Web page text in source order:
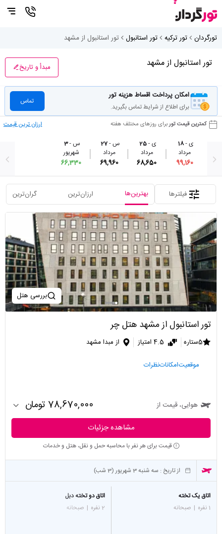
تورگردان تور ترکیه تور استانبول تور استانبول از مشهد
تور استانبول از مشهد مبدأ و تاریخ
امکان پرداخت اقساط هزینه تور
برای اطلاع از شرایط تماس بگیرید.
تماس
کمترین قیمت توربرای روزهای مختلف هفته
ارزان ترین قیمت
ی -18
مرداد
99,160
ی -25
مرداد
68,650
س -27
مرداد
69,960
س -3
شهریور
66,330
فیلترها بهترین‌ها ارزان‌ترین گران‌ترین
بررسی هتل
تور استانبول از مشهد هتل چر
5ستاره 4.5 امتیاز از مبدا مشهد
موقعیتامکاناتنظرات
هوایی، قیمت از 78,670,000 تومان
مشاهده جزئیات
قیمت برای هر نفر با محاسبه حمل و نقل، هتل و خدمات
از تاریخ : سه شنبه 3 شهریور (3 شب)
اتاق یک تخته
1 نفره
| صبحانه
اتاق دو تخته دبل
2 نفره
| صبحانه